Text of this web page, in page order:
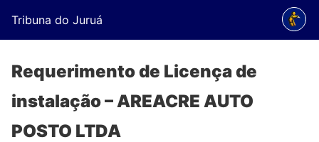
Tribuna do Juruá
Requerimento de Licença de
instalação – AREACRE AUTO
POSTO LTDA